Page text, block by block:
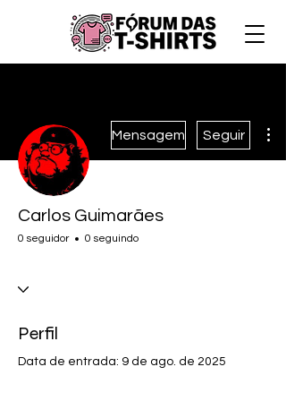
Mensagem Seguir
Carlos Guimarães
0 seguidor 0 seguindo
Perfil
Data de entrada: 9 de ago. de 2025